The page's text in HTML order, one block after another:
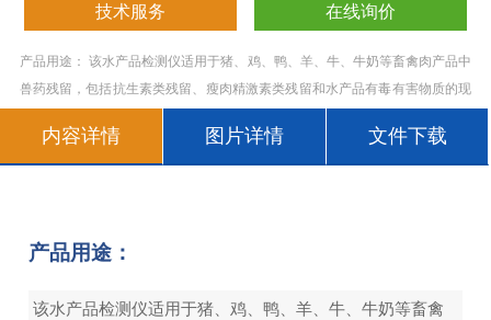
技术服务 在线询价
产品用途： 该水产品检测仪适用于猪、鸡、鸭、羊、牛、牛奶等畜禽肉产品中
兽药残留，包括抗生素类残留、瘦肉精激素类残留和水产品有毒有害物质的现
检测分析设备，可广泛应用于畜牧养殖场、屠宰场、食品肉产品深加工企业、
内容详情 图片详情 文件下载
产品用途：
该水产品检测仪适用于猪、鸡、鸭、羊、牛、牛奶等畜禽